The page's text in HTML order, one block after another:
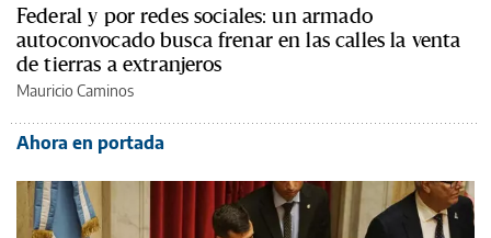
Federal y por redes sociales: un armado
autoconvocado busca frenar en las calles la venta
de tierras a extranjeros
Mauricio Caminos
Ahora en portada